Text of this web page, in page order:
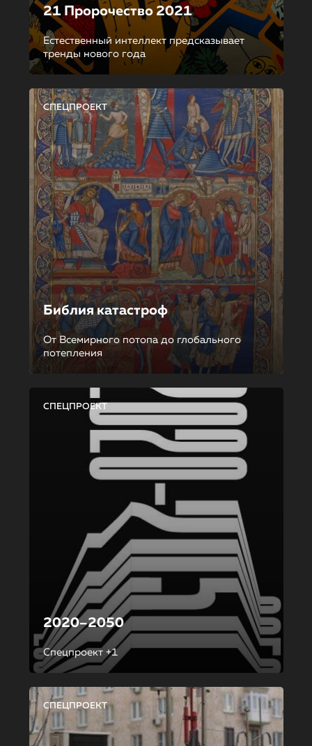
21 Пророчество 2021
Естественный интеллект предсказывает
тренды нового года
СПЕЦПРОЕКТ
Библия катастроф
От Всемирного потопа до глобального
потепления
СПЕЦПРОЕКТ
2020–2050
Спецпроект +1
СПЕЦПРОЕКТ